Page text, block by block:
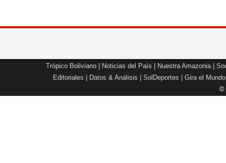
Trópico Boliviano Noticias del País Nuestra Amazonia|
Editoriales
Datos & Análisis SolDeportes Gira el Mundo
©